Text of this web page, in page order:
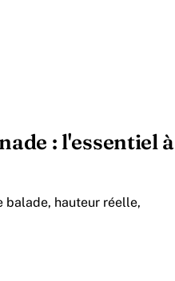
: l'essentiel à
balade, hauteur réelle,